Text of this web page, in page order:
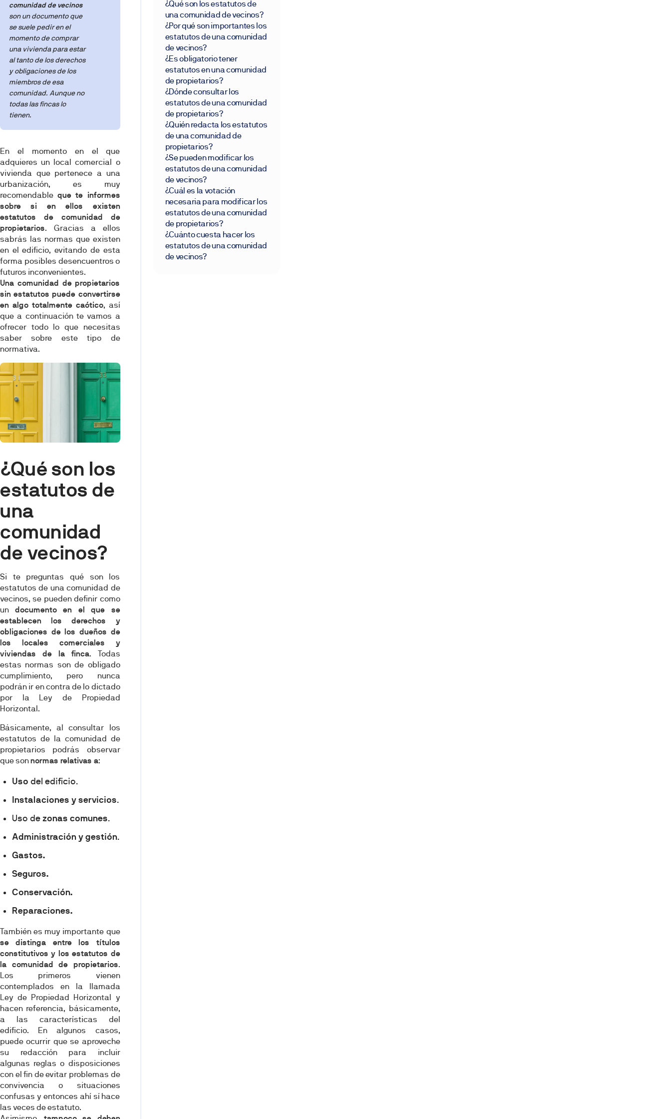
comunidad de vecinos
son un documento que
se suele pedir en el
momento de comprar
una vivienda para estar
al tanto de los derechos
y obligaciones de los
miembros de esa
comunidad. Aunque no
todas las fincas lo
tienen.
En el momento en el que
adquieres un local comercial o
vivienda que pertenece a una
urbanización, es muy
recomendable que te informes
sobre si en ellos existen
estatutos de comunidad de
propietarios. Gracias a ellos
sabrás las normas que existen
en el edificio, evitando de esta
forma posibles desencuentros o
futuros inconvenientes.
Una comunidad de propietarios
sin estatutos puede convertirse
en algo totalmente caótico, así
que a continuación te vamos a
ofrecer todo lo que necesitas
saber sobre este tipo de
normativa.
¿Qué son los
estatutos de
una
comunidad
de vecinos?
Si te preguntas qué son los
estatutos de una comunidad de
vecinos, se pueden definir como
un documento en el que se
establecen los derechos y
obligaciones de los dueños de
los locales comerciales y
viviendas de la finca. Todas
estas normas son de obligado
cumplimiento, pero nunca
podrán ir en contra de lo dictado
por la Ley de Propiedad
Horizontal.
Básicamente, al consultar los
estatutos de la comunidad de
propietarios podrás observar
que sonnormas relativas a:
Uso del edificio.
Instalaciones y servicios.
Uso de zonas comunes.
Administración y gestión.
Gastos.
Seguros.
Conservación.
Reparaciones.
También es muy importante que
se distinga entre los títulos
constitutivos y los estatutos de
la comunidad de propietarios.
Los primeros vienen
contemplados en la llamada
Ley de Propiedad Horizontal y
hacen referencia, básicamente,
a las características del
edificio. En algunos casos,
puede ocurrir que se aproveche
su redacción para incluir
algunas reglas o disposiciones
con el fin de evitar problemas de
convivencia o situaciones
confusas y entonces ahí sí hace
las veces de estatuto.
¿Qué son los estatutos de
una comunidad de vecinos?
¿Por qué son importantes los
estatutos de una comunidad
de vecinos?
¿Es obligatorio tener
estatutos en una comunidad
de propietarios?
¿Dónde consultar los
estatutos de una comunidad
de propietarios?
¿Quién redacta los estatutos
de una comunidad de
propietarios?
¿Se pueden modificar los
estatutos de una comunidad
de vecinos?
¿Cuál es la votación
necesaria para modificar los
estatutos de una comunidad
de propietarios?
¿Cuánto cuesta hacer los
estatutos de una comunidad
de vecinos?